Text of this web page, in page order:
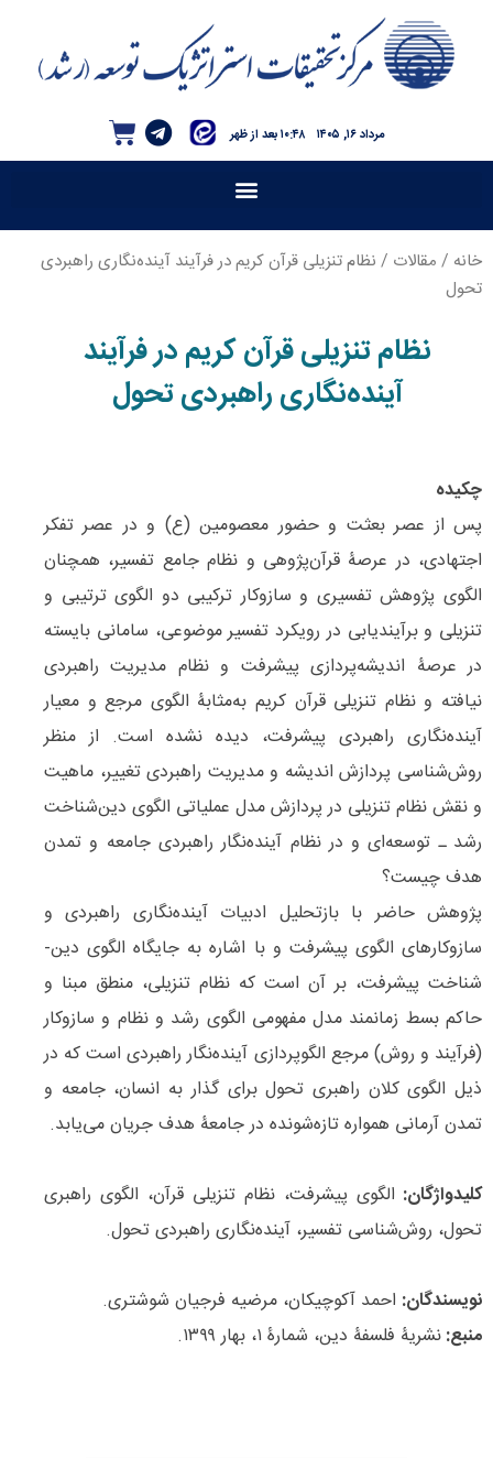
۱۰:۴۸ بعد از ظهر مرداد ۱۶, ۱۴۰۵
خانه / مقالات / نظام تنزیلی قرآن کریم در فرآیند آینده‌نگاری راهبردی
تحول
نظام تنزیلی قرآن کریم در فرآیند
آینده‌نگاری راهبردی تحول
چکیده
پس از عصر بعثت و حضور معصومین (ع) و در عصر تفکر
اجتهادی، در عرصۀ قرآن‌پژوهی و نظام جامع تفسیر، همچنان
الگوی پژوهش تفسیری و سازوکار ترکیبی دو الگوی ترتیبی و
تنزیلی و برآیند‌یابی در رویکرد تفسیر موضوعی، سامانی بایسته
در عرصۀ اندیشه‌پردازی پیشرفت و نظام مدیریت راهبردی
نیافته و نظام تنزیلی قرآن‌ کریم به‌مثابۀ الگوی مرجع و معیار
آینده‌نگاری راهبردی پیشرفت، دیده نشده است. از منظر
روش‌شناسی پردازش اندیشه و مدیریت راهبردی تغییر، ماهیت
و نقش نظام تنزیلی در پردازش مدل عملیاتی الگوی دین‌­شناخت
رشد ـ توسعه‌­ای و در نظام آینده‌نگار راهبردی جامعه و تمدن
هدف چیست؟
پژوهش حاضر با بازتحلیل ادبیات آینده‌­نگاری راهبردی و
سازوکارهای الگوی پیشرفت و با اشاره به جایگاه الگوی دین‌­
شناخت پیشرفت، بر آن است که نظام تنزیلی، منطق مبنا و
حاکم بسط زمان­مند مدل مفهومی الگوی رشد و نظام و سازوکار
(فرآیند و روش) مرجع الگوپردازی آینده‌نگار راهبردی است که در
ذیل الگوی کلان راهبری تحول برای گذار به انسان، جامعه و
تمدن آرمانی همواره تازه‌شونده در جامعۀ هدف جریان می‌یابد.
کلیدواژگان: الگوی پیشرفت، نظام تنزیلی قرآن، الگوی راهبری
تحول، روش‌­شناسی تفسیر، آینده‌نگاری راهبردی تحول.
نویسندگان: احمد آکوچیکان، مرضیه فرجیان شوشتری.
منبع:نشریۀ فلسفۀ دین، شمارۀ ۱، بهار ۱۳۹۹.